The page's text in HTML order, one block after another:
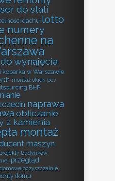
do stali
dachu lotto
numery
na
wynajęcia
koparka w Warszawie
montaż okien pcv
BHP
naprawa
obliczanie
z kamienia
montaż
maszyn
projekty budynków
przegląd
oczyszczalnie
domu